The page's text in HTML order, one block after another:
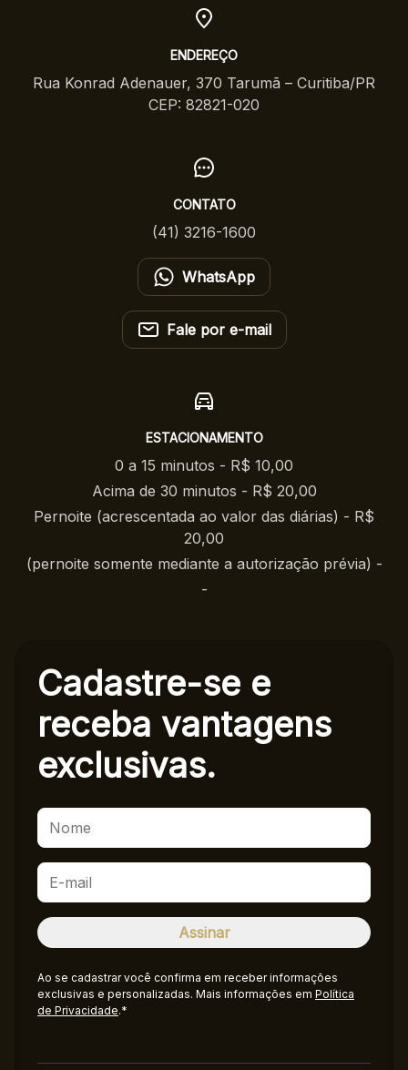
ENDEREÇO
Rua Konrad Adenauer, 370 Tarumã – Curitiba/PR
CEP: 82821-020
CONTATO
(41) 3216-1600
WhatsApp
Fale por e-mail
ESTACIONAMENTO
0 a 15 minutos - R$ 10,00
Acima de 30 minutos - R$ 20,00
Pernoite (acrescentada ao valor das diárias) - R$
20,00
(pernoite somente mediante a autorização prévia) -
-
Cadastre-se e
receba vantagens
exclusivas.
Ao se cadastrar você confirma em receber informações
exclusivas e personalizadas. Mais informações em Política
de Privacidade.*